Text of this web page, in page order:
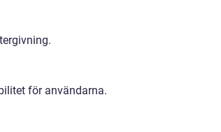
för användarna.